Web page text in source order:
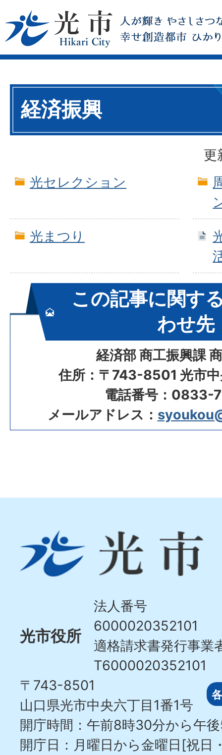
経済振興
更
光セレクション
光まつり
この記事に関す
わせ先
経済部 商工振興課
住所：〒743-8501 光市中
電話番号：0833-
メールアドレス：
市
Hikari
光市役所
法人番号
6000020352101
適格請求書発行事業
T6000020352101
〒743-8501
山口県光市中央六丁目1番1号
開庁時間：午前8時30分から午
開庁日：月曜日から金曜日[祝日